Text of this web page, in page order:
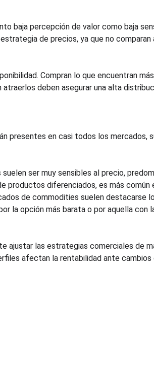
baja percepción de valor como baja
de precios, ya que no comparan
Compran lo que encuentran
deben asegurar una alta
presentes en casi todos los mercados,
ser muy sensibles al precio,
productos diferenciados, es más
de commodities suelen destacarse
la opción más barata o por aquella con
ajustar las estrategias comerciales de
afectan la rentabilidad ante cambios